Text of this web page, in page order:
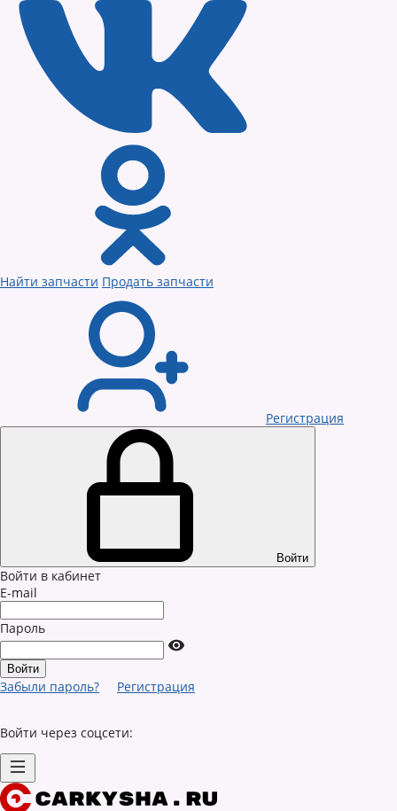
Найти запчасти Продать запчасти
Регистрация
Войти
Войти в кабинет
E-mail
Пароль
Забыли пароль? Регистрация
Войти через соцсети: